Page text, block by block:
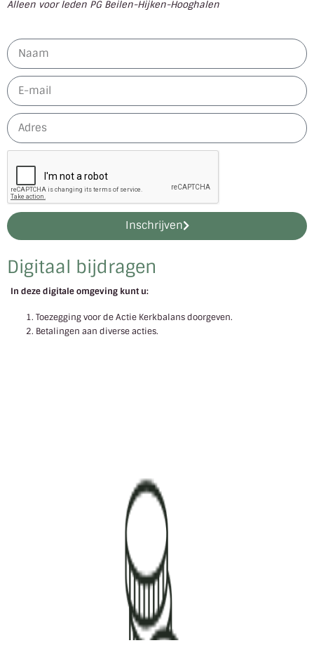
Digitaal bijdragen
In deze digitale omgeving kunt u:
Toezegging voor de Actie Kerkbalans doorgeven.
Betalingen aan diverse acties.
Alleen voor leden PG Beilen-Hijken-Hooghalen
Inschrijven